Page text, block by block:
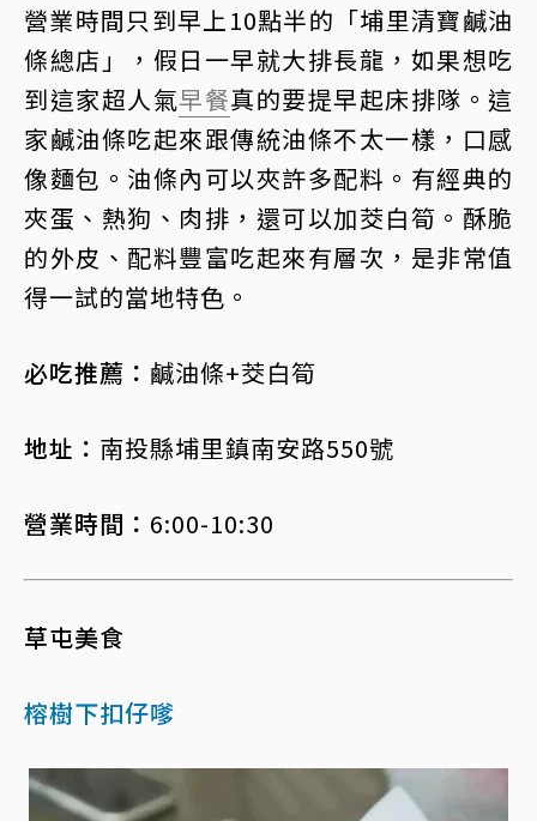
營業時間只到早上10點半的「埔里清寶鹹油
條總店」，假日一早就大排長龍，如果想吃
到這家超人氣早餐真的要提早起床排隊。這
家鹹油條吃起來跟傳統油條不太一樣，口感
像麵包。油條內可以夾許多配料。有經典的
夾蛋、熱狗、肉排，還可以加茭白筍。酥脆
的外皮、配料豐富吃起來有層次，是非常值
得一試的當地特色。
必吃推薦： 鹹油條+茭白筍
地址： 南投縣埔里鎮南安路550號
營業時間： 6:00-10:30
草屯美食
榕樹下扣仔嗲